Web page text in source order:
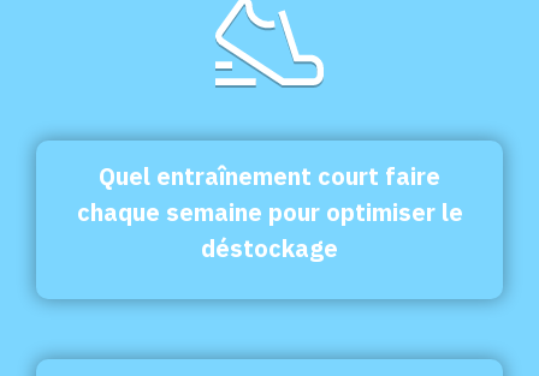
Quel entraînement court faire
chaque semaine pour optimiser le
déstockage